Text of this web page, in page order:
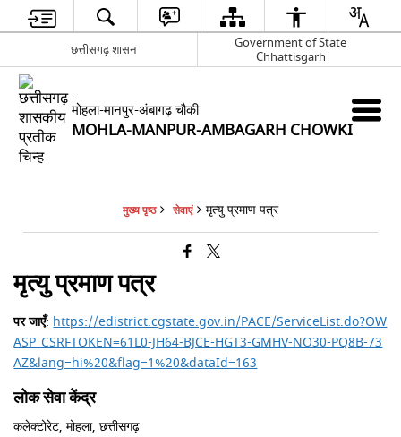
छत्तीसगढ़ शासन
Government of State
Chhattisgarh
मोहला-मानपुर-अंबागढ़ चौकी
MOHLA-MANPUR-AMBAGARH CHOWKI
मुख्य पृष्ठ सेवाएं मृत्यु प्रमाण पत्र
मृत्यु प्रमाण पत्र
पर जाएँ: https://edistrict.cgstate.gov.in/PACE/ServiceList.do?OW
ASP_CSRFTOKEN=61L0-JH64-BJCE-HGT3-GMHV-NO30-PQ8B-73
AZ&lang=hi%20&flag=1%20&dataId=163
लोक सेवा केंद्र
कलेक्टोरेट, मोहला, छत्तीसगढ़